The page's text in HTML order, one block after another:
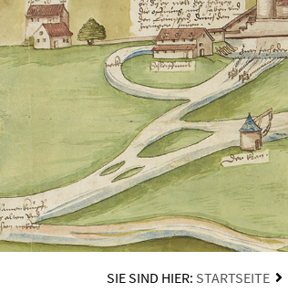
SIE SIND HIER: STARTSEITE